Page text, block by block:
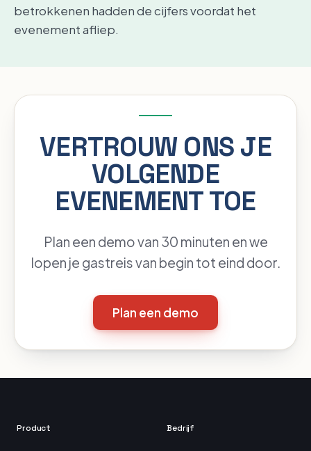
betrokkenen hadden de cijfers voordat het
evenement afliep.
VERTROUW ONS JE
VOLGENDE
EVENEMENT TOE
Plan een demo van 30 minuten en we
lopen je gastreis van begin tot eind door.
Plan een demo
Product Bedrijf